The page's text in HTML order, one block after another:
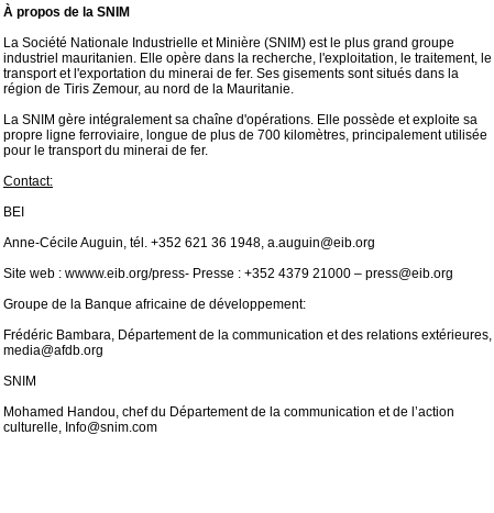
À propos de la SNIM
La Société Nationale Industrielle et Minière (SNIM) est le plus grand groupe
industriel mauritanien. Elle opère dans la recherche, l'exploitation, le traitement, le
transport et l'exportation du minerai de fer. Ses gisements sont situés dans la
région de Tiris Zemour, au nord de la Mauritanie.
La SNIM gère intégralement sa chaîne d'opérations. Elle possède et exploite sa
propre ligne ferroviaire, longue de plus de 700 kilomètres, principalement utilisée
pour le transport du minerai de fer.
Contact:
BEI
Anne-Cécile Auguin, tél. +352 621 36 1948, a.auguin@eib.org
Site web : wwww.eib.org/press- Presse : +352 4379 21000 – press@eib.org
Groupe de la Banque africaine de développement:
Frédéric Bambara, Département de la communication et des relations extérieures,
media@afdb.org
SNIM
Mohamed Handou, chef du Département de la communication et de l’action
culturelle, Info@snim.com